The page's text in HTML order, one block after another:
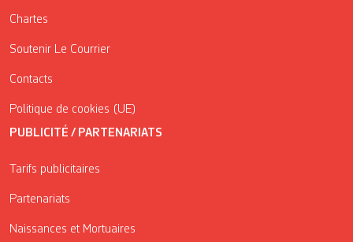
Chartes
Soutenir Le Courrier
Contacts
Politique de cookies (UE)
PUBLICITÉ / PARTENARIATS
Tarifs publicitaires
Partenariats
Naissances et Mortuaires